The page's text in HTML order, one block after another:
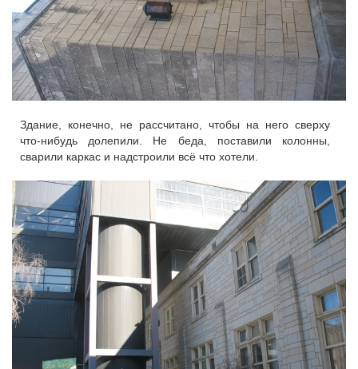
Здание, конечно, не рассчитано, чтобы на него сверху
что-нибудь долепили. Не беда, поставили колонны,
сварили каркас и надстроили всё что хотели.